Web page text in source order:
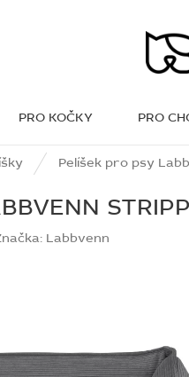
PRO KOČKY PRO
Pelíšek pro psy
Labbvenn